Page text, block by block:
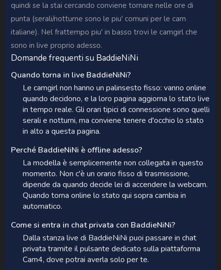
quindi se la stai cercando conviene tornare nelle ore di
punta (serali/notturne sono le piu' comuni per le cam
italiane). Nel frattempo piu' in basso trovi le camgirl che
sono in live proprio adesso.
Domande frequenti su BaddieNiNi
Quando torna in live BaddieNiNi?
Le camgirl non hanno un palinsesto fisso: vanno online
quando decidono, e la loro pagina aggiorna lo stato live
in tempo reale. Gli orari tipici di connessione sono quelli
serali e notturni, ma conviene tenere d'occhio lo stato
in alto a questa pagina.
Perché BaddieNiNi è offline adesso?
La modella è semplicemente non collegata in questo
momento. Non c'è un orario fisso di trasmissione,
dipende da quando decide lei di accendere la webcam.
Quando torna online lo stato qui sopra cambia in
automatico.
Come si entra in chat privata con BaddieNiNi?
Dalla stanza live di BaddieNiNi puoi passare in chat
privata tramite il pulsante dedicato sulla piattaforma
Cam4, dove potrai averla solo per te.